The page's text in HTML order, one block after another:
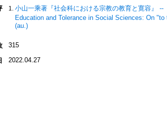
小山一乘著『社会科における宗教の教育と寛容』
Education and Tolerance in Social Sciences: On
(au.)
315
2022.04.27